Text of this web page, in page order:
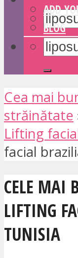
ADD
BLOG
Cea mai
străinătate
Lifting
facial
CELE MAI
LIFTING
TUNISIA